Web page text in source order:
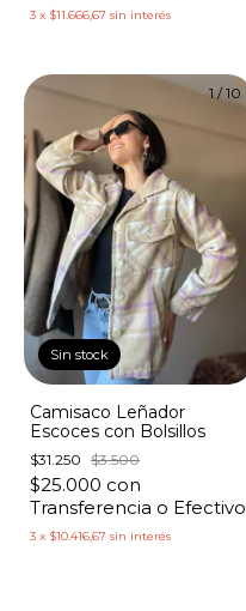
3 x $11.666,67 sin interés
1/10
Sin stock
Camisaco Leñador
Escoces con Bolsillos
$31.250 $3.500
$25.000 con
Transferencia o Efectivo
3 x $10.416,67 sin interés